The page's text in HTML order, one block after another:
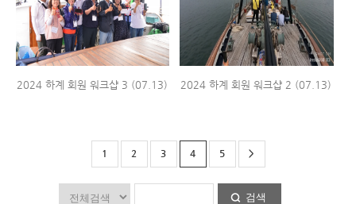
2024 하계 회원 워크샵 3 (07.13) 2024 하계 회원 워크샵 2 (07.13)
1 2 3 4 5 >
검색